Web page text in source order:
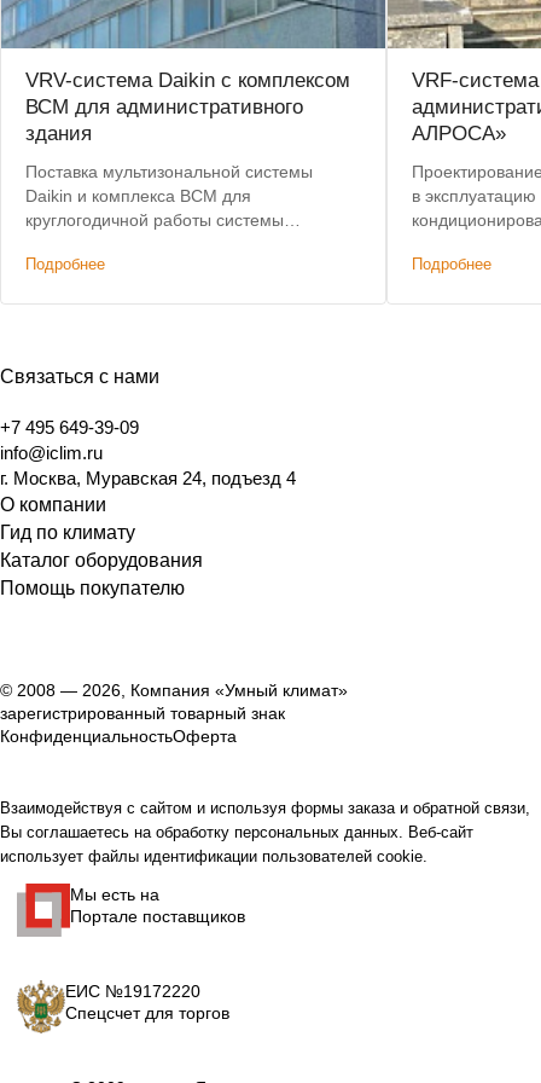
VRV-система Daikin с комплексом
ВСМ для административного
здания
Поставка мультизональной системы
Daikin и комплекса ВСМ для
круглогодичной работы системы
Подробнее
VRF-
АЛРОСА»
в
Подробнее
Связаться с нами
+7 495 649-39-09
info@iclim.ru
г. Москва, Муравская 24, подъезд 4
О компании
Гид по климату
Каталог оборудования
Помощь покупателю
© 2008 — 2026, Компания «Умный климат»
зарегистрированный товарный знак
КонфиденциальностьОферта
Взаимодействуя с сайтом и используя формы заказа и обратной связи,
Вы соглашаетесь на обработку персональных данных. Веб-сайт
использует файлы идентификации пользователей cookie.
Мы есть на
Портале поставщиков
ЕИС №19172220
Спецсчет для торгов